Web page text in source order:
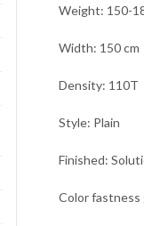
Weight: 150-
Width: 150 cm
Density: 110T
Style: Plain
Finished:
Color fastness